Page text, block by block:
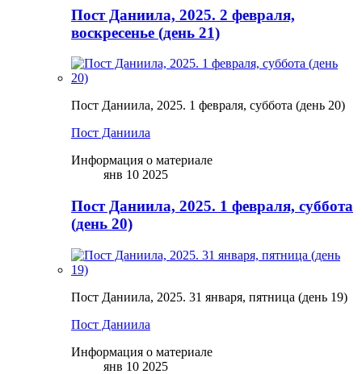
Пост Даниила, 2025. 2 февраля,
воскресенье (день 21)
Пост Даниила, 2025. 1 февраля, суббота (день 20)
Пост Даниила
Информация о материале
янв 10 2025
Пост Даниила, 2025. 1 февраля, суббота
(день 20)
Пост Даниила, 2025. 31 января, пятница (день 19)
Пост Даниила
Информация о материале
янв 10 2025